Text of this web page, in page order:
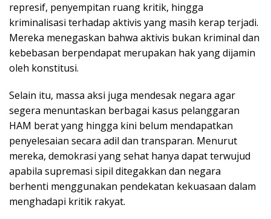
represif, penyempitan ruang kritik, hingga
kriminalisasi terhadap aktivis yang masih kerap terjadi.
Mereka menegaskan bahwa aktivis bukan kriminal dan
kebebasan berpendapat merupakan hak yang dijamin
oleh konstitusi.
Selain itu, massa aksi juga mendesak negara agar
segera menuntaskan berbagai kasus pelanggaran
HAM berat yang hingga kini belum mendapatkan
penyelesaian secara adil dan transparan. Menurut
mereka, demokrasi yang sehat hanya dapat terwujud
apabila supremasi sipil ditegakkan dan negara
berhenti menggunakan pendekatan kekuasaan dalam
menghadapi kritik rakyat.